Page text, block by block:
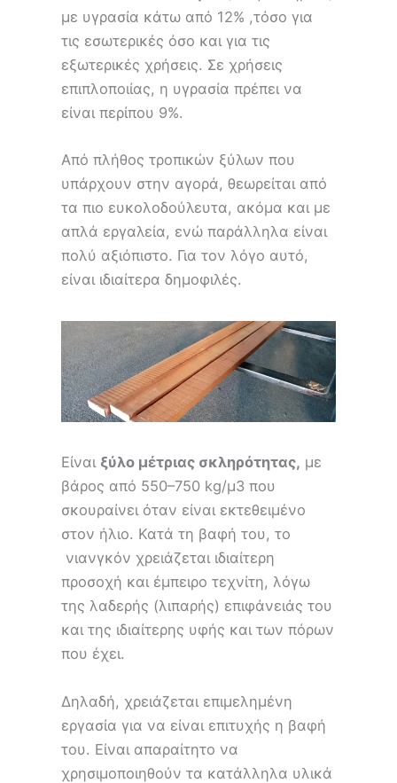
με υγρασία κάτω από 12% ,τόσο για
τις εσωτερικές όσο και για τις
εξωτερικές χρήσεις. Σε χρήσεις
επιπλοποιίας, η υγρασία πρέπει να
είναι περίπου 9%.
Από πλήθος τροπικών ξύλων που
υπάρχουν στην αγορά, θεωρείται από
τα πιο ευκολοδούλευτα, ακόμα και με
απλά εργαλεία, ενώ παράλληλα είναι
πολύ αξιόπιστο. Για τον λόγο αυτό,
είναι ιδιαίτερα δημοφιλές.
Είναι ξύλο μέτριας σκληρότητας, με
βάρος από 550–750 kg/μ3 που
σκουραίνει όταν είναι εκτεθειμένο
στον ήλιο. Κατά τη βαφή του, το
νιανγκόν χρειάζεται ιδιαίτερη
προσοχή και έμπειρο τεχνίτη, λόγω
της λαδερής (λιπαρής) επιφάνειάς του
και της ιδιαίτερης υφής και των πόρων
που έχει.
Δηλαδή, χρειάζεται επιμελημένη
εργασία για να είναι επιτυχής η βαφή
του. Είναι απαραίτητο να
χρησιμοποιηθούν τα κατάλληλα υλικά